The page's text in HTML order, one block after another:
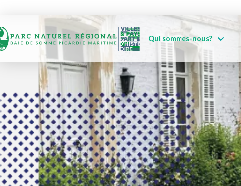
Qui sommes-nous?